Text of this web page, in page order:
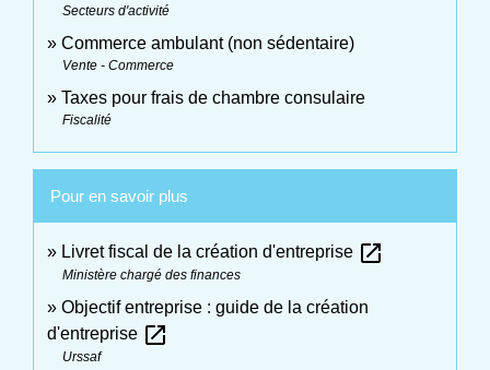
Secteurs d'activité
Commerce ambulant (non sédentaire)
Vente - Commerce
Taxes pour frais de chambre consulaire
Fiscalité
Pour en savoir plus
Livret fiscal de la création d'entreprise open_in_new
Ministère chargé des finances
Objectif entreprise : guide de la création
d'entreprise open_in_new
Urssaf